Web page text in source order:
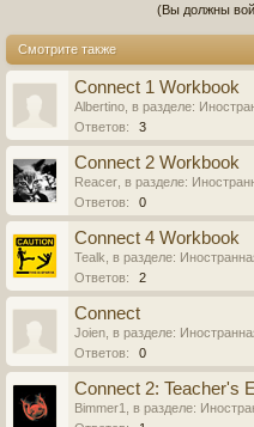
(Вы должны
Смотрите также
Connect 1 Workbook
Albertino , в разделе:
Ответов:
3
Connect 2 Workbook
Reacer , в разделе:
Ответов:
0
Connect 4 Workbook
Tealk , в разделе:
Ответов:
2
Connect
Joien , в разделе:
Ответов:
0
Connect 2: Teacher's
Bimmer1 , в разделе: